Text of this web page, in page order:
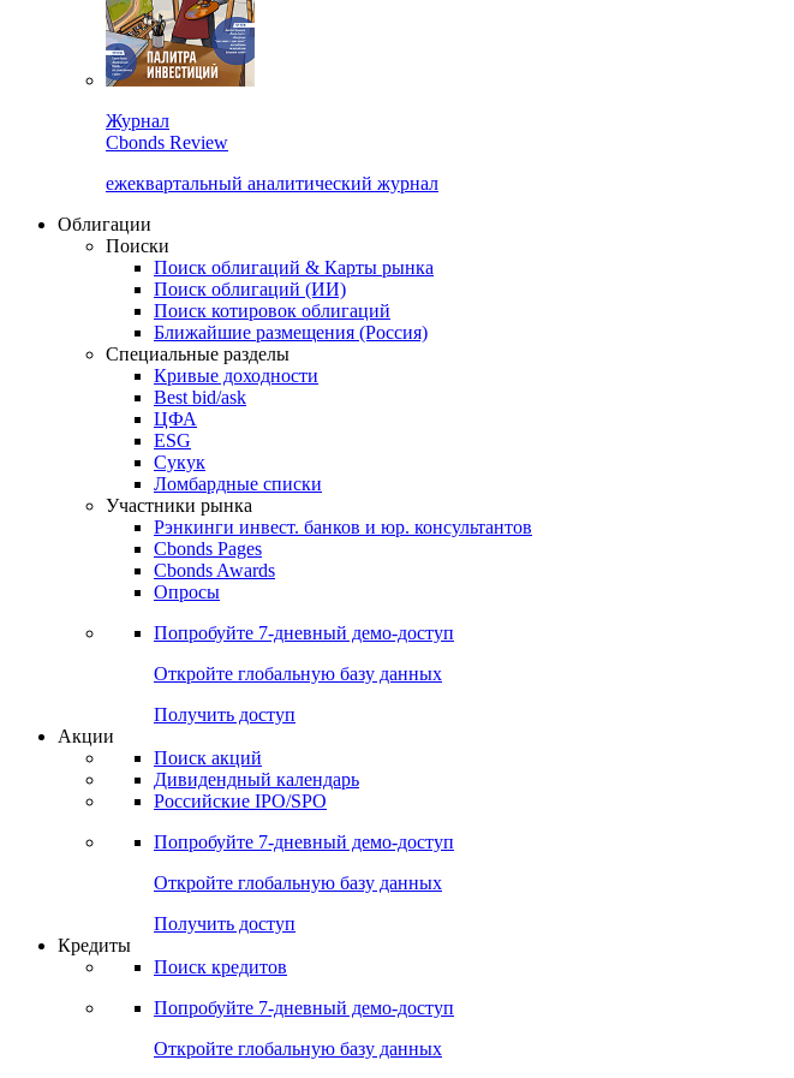
Журнал
Cbonds Review
ежеквартальный аналитический журнал
Облигации
Поиски
Поиск облигаций & Карты рынка
Поиск облигаций (ИИ)
Поиск котировок облигаций
Ближайшие размещения (Россия)
Специальные разделы
Кривые доходности
Best bid/ask
ЦФА
ESG
Сукук
Ломбардные списки
Участники рынка
Рэнкинги инвест. банков и юр. консультантов
Cbonds Pages
Cbonds Awards
Опросы
Попробуйте 7-дневный демо-доступ
Откройте глобальную базу данных
Получить доступ
Акции
Поиск акций
Дивидендный календарь
Российские IPO/SPO
Попробуйте 7-дневный демо-доступ
Откройте глобальную базу данных
Получить доступ
Кредиты
Поиск кредитов
Попробуйте 7-дневный демо-доступ
Откройте глобальную базу данных